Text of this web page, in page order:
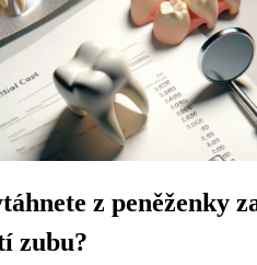
z peněženky
zubu?